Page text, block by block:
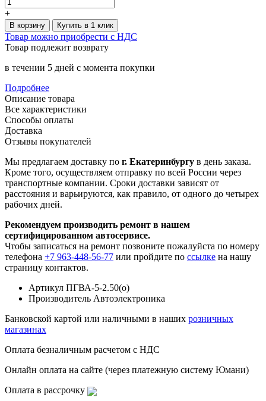
+
В корзину Купить в 1 клик
Товар можно приобрести с НДС
Товар подлежит возврату
в течении 5 дней с момента покупки
Подробнее
Описание товара
Все характеристики
Способы оплаты
Доставка
Отзывы покупателей
Мы предлагаем доставку по г. Екатеринбургу в день заказа.
Кроме того, осуществляем отправку по всей России через
транспортные компании. Сроки доставки зависят от
расстояния и варьируются, как правило, от одного до четырех
рабочих дней.
Рекомендуем производить ремонт в нашем
сертифицированном автосервисе.
Чтобы записаться на ремонт позвоните пожалуйста по номеру
телефона +7 963-448-56-77 или пройдите по ссылке на нашу
страницу контактов.
Артикул ПГВА-5-2.50(о)
Производитель Автоэлектроника
Банковской картой или наличными в наших розничных
магазинах
Оплата безналичным расчетом с НДС
Онлайн оплата на сайте (через платежную систему Юмани)
Оплата в рассрочку